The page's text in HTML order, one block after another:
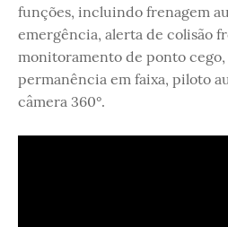
funções, incluindo frenagem
emergência, alerta de colisão
monitoramento de ponto cego,
permanência em faixa, piloto
câmera 360°.